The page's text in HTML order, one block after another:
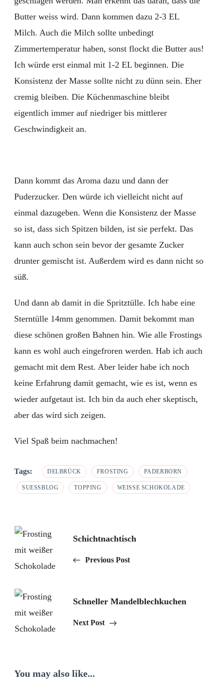
Butter weiss wird. Dann kommen dazu 2-3 EL
Milch. Auch die Milch sollte unbedingt
Zimmertemperatur haben, sonst flockt die Butter aus!
Ich würde erst einmal mit 1-2 EL beginnen. Die
Konsistenz der Masse sollte nicht zu dünn sein. Eher
cremig bleiben. Die Küchenmaschine bleibt
eigentlich immer auf niedriger bis mittlerer
Geschwindigkeit an.
Dann kommt das Aroma dazu und dann der
Puderzucker. Den würde ich vielleicht nicht auf
einmal dazugeben. Wenn die Konsistenz der Masse
so ist, dass sich Spitzen bilden, ist sie perfekt. Das
kann auch schon sein bevor der gesamte Zucker
drunter gemischt ist. Außerdem wird es dann nicht so
süß.
Und dann ab damit in die Spritztülle. Ich habe eine
Sterntülle 14mm genommen. Damit bekommt man
diese schönen großen Bahnen hin. Wie alle Frostings
kann es wohl auch eingefroren werden. Hab ich auch
gemacht mit dem Rest. Aber leider habe ich noch
keine Erfahrung damit gemacht, wie es ist, wenn es
wieder aufgetaut ist. Ich bin da auch eher skeptisch,
aber das wird sich zeigen.
Viel Spaß beim nachmachen!
Tags: DELBRÜCK FROSTING PADERBORN
SUESSBLOG TOPPING WEISSE SCHOKOLADE
Post
Navigation
Schichtnachtisch
Previous Post
Schneller Mandelblechkuchen
Next Post
You may also like...